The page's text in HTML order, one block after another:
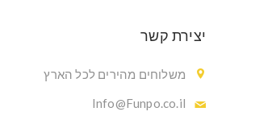
יצירת קשר
משלוחים מהירים לכל הארץ
Info@Funpo.co.il